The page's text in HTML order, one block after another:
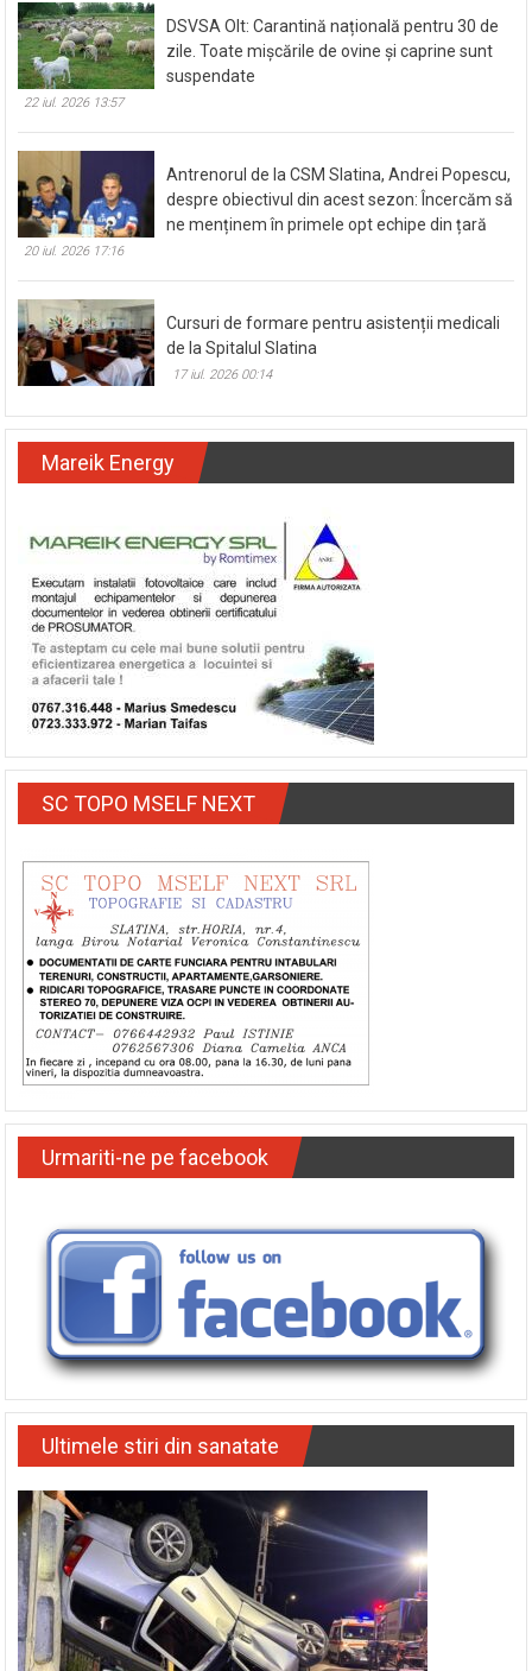
DSVSA Olt: Carantină națională pentru 30 de
zile. Toate mișcările de ovine și caprine sunt
suspendate
22 iul. 2026 13:57
Antrenorul de la CSM Slatina, Andrei Popescu,
despre obiectivul din acest sezon: Încercăm să
ne menținem în primele opt echipe din țară
20 iul. 2026 17:16
Cursuri de formare pentru asistenții medicali
de la Spitalul Slatina
17 iul. 2026 00:14
Mareik Energy
SC TOPO MSELF NEXT
Urmariti-ne pe facebook
Ultimele stiri din sanatate